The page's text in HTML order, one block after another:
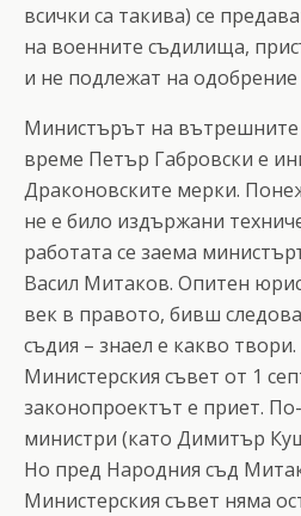
всички са такива) се
на военните съдилища,
и не подлежат на
Министърът на
време Петър Габровски е
Драконовските мерки.
не е било издържани
работата се заема
Васил Митаков. Опитен
век в правото, бивш
съдия – знаел е какво
Министерския съвет от 1
законопроектът е приет.
министри (като Димитър
Но пред Народния съд
Министерския съвет няма